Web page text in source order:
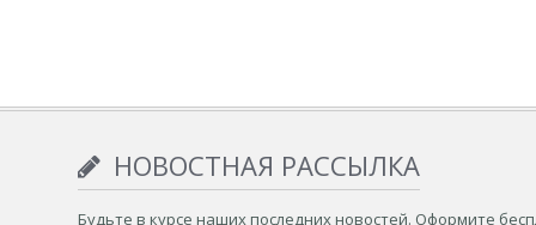
НОВОСТНАЯ РАССЫЛКА
Будьте в курсе наших последних новостей. Оформите